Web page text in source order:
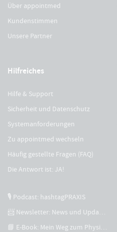
Über appointmed
Kundenstimmen
Unsere Partner
Hilfreiches
Hilfe & Support
Sicherheit und Datenschutz
Systemanforderungen
Zu appointmed wechseln
Häufig gestellte Fragen (FAQ)
Die Antwort ist: JA!
🎙 Podcast: hashtagPRAXIS
📨 Newsletter: News und Updates
📘 E-Book: Mein Weg zum Physiotherapeuten